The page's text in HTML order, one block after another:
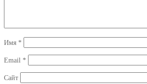
Имя *
Email *
Сайт